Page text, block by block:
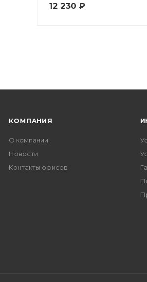
12 230 ₽
КОМПАНИЯ
О компании
Новости
Контакты офисов